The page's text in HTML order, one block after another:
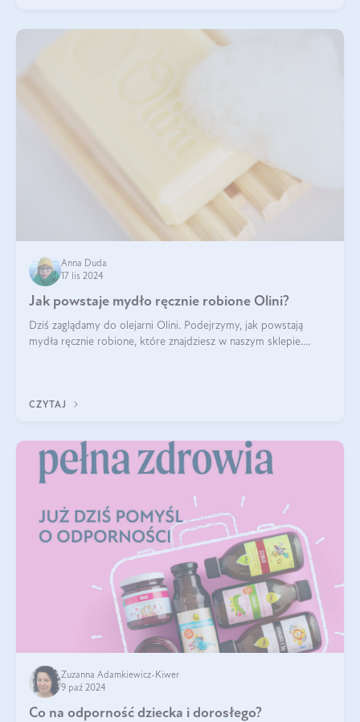
Anna Duda
17 lis 2024
Jak powstaje mydło ręcznie robione Olini?
Dziś zaglądamy do olejarni Olini. Podejrzymy, jak powstają
mydła ręcznie robione, które znajdziesz w naszym sklepie.
CZYTAJ
Zuzanna Adamkiewicz-Kiwer
9 paź 2024
Co na odporność dziecka i dorosłego?